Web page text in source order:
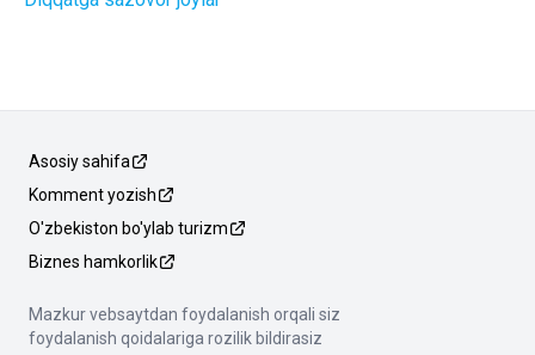
Asosiy sahifa
Komment yozish
O'zbekiston bo'ylab turizm
Biznes hamkorlik
Mazkur vebsaytdan foydalanish orqali siz
foydalanish qoidalariga rozilik bildirasiz